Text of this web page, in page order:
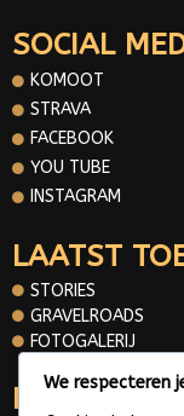
SOCIAL
KOMOOT
STRAVA
FACEBOOK
YOU TUBE
INSTAGRAM
LAATST
STORIES
GRAVELROADS
FOTOGALERIJ
We respecteren